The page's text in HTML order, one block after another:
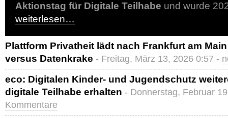
Aktionstag für Digitale Teilhabe und wurde
weiterlesen…
Plattform Privatheit lädt nach Frankfurt am
versus Datenkrake - Freitag, März 13, 2026 0:57 -
eco: Digitalen Kinder- und Jugendschutz
digitale Teilhabe erhalten - Donnerstag, Februar
Kommentare